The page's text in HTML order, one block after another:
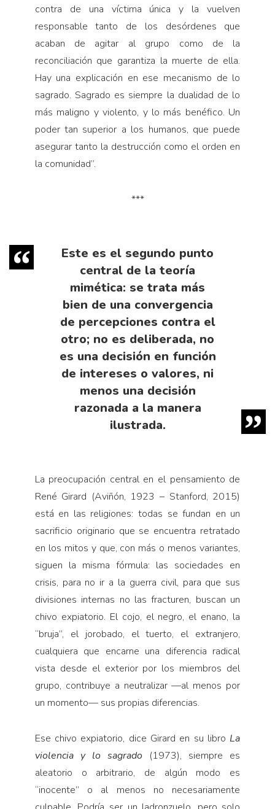
contra de una víctima única y la vuelven
responsable tanto de los desórdenes que
acaban de agitar al grupo como de la
reconciliación que garantiza la muerte de ella.
Hay una explicación en ese mecanismo de lo
sagrado. Sagrado es siempre la dualidad de lo
más maligno y violento, y lo más benéfico. Un
poder tan superior a los humanos, que puede
asegurar tanto la destrucción como el orden en
la comunidad”.
***
Este es el segundo punto
central de la teoría
mimética: se trata más
bien de una convergencia
de percepciones contra el
otro; no es deliberada, no
es una decisión en función
de intereses o valores, ni
menos una decisión
razonada a la manera
ilustrada.
La preocupación central en el pensamiento de
René Girard (Aviñón, 1923 – Stanford, 2015)
está en las religiones: todas se fundan en un
sacrificio originario que se encuentra retratado
en los mitos y que, con más o menos variantes,
siguen la misma fórmula: las sociedades en
crisis, para no ir a la guerra civil, para que sus
divisiones internas no las fracturen, buscan un
chivo expiatorio. El cojo, el negro, el enano, la
“bruja”, el jorobado, el tuerto, el extranjero,
cualquiera que encarne una diferencia radical
vista desde el exterior por los miembros del
grupo, contribuye a neutralizar —al menos por
un momento— sus propias diferencias.
Ese chivo expiatorio, dice Girard en su libro La
violencia y lo sagrado (1973), siempre es
aleatorio o arbitrario, de algún modo es
“inocente” o al menos no necesariamente